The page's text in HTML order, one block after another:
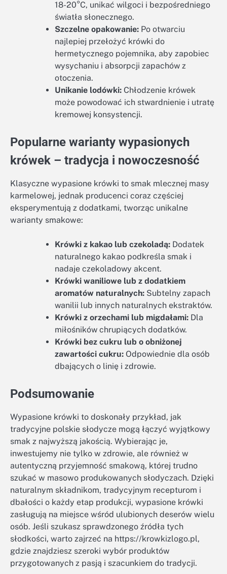
18-20°C, unikać wilgoci i bezpośredniego
światła słonecznego.
Szczelne opakowanie: Po otwarciu
najlepiej przełożyć krówki do
hermetycznego pojemnika, aby zapobiec
wysychaniu i absorpcji zapachów z
otoczenia.
Unikanie lodówki: Chłodzenie krówek
może powodować ich stwardnienie i utratę
kremowej konsystencji.
Popularne warianty wypasionych
krówek – tradycja i nowoczesność
Klasyczne wypasione krówki to smak mlecznej masy
karmelowej, jednak producenci coraz częściej
eksperymentują z dodatkami, tworząc unikalne
warianty smakowe:
Krówki z kakao lub czekoladą: Dodatek
naturalnego kakao podkreśla smak i
nadaje czekoladowy akcent.
Krówki waniliowe lub z dodatkiem
aromatów naturalnych: Subtelny zapach
wanilii lub innych naturalnych ekstraktów.
Krówki z orzechami lub migdałami: Dla
miłośników chrupiących dodatków.
Krówki bez cukru lub o obniżonej
zawartości cukru: Odpowiednie dla osób
dbających o linię i zdrowie.
Podsumowanie
Wypasione krówki to doskonały przykład, jak
tradycyjne polskie słodycze mogą łączyć wyjątkowy
smak z najwyższą jakością. Wybierając je,
inwestujemy nie tylko w zdrowie, ale również w
autentyczną przyjemność smakową, której trudno
szukać w masowo produkowanych słodyczach. Dzięki
naturalnym składnikom, tradycyjnym recepturom i
dbałości o każdy etap produkcji, wypasione krówki
zasługują na miejsce wśród ulubionych deserów wielu
osób. Jeśli szukasz sprawdzonego źródła tych
słodkości, warto zajrzeć na https://krowkizlogo.pl,
gdzie znajdziesz szeroki wybór produktów
przygotowanych z pasją i szacunkiem do tradycji.